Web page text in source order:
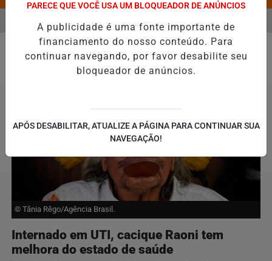
VIOLENTAS DO BRASIL E CAI PARA A 6ª POSIÇÃO EM NOVO
EM ALTA
MENU
Direitos Humanos
© Tânia Rêgo/Agência Brasil.
Internado em UTI, cacique Raoni tem
melhora do estado de saúde
PARECE QUE VOCÊ USA UM BLOQUEADOR DE ANÚNCIOS
A publicidade é uma fonte importante de
financiamento do nosso conteúdo. Para
continuar navegando, por favor desabilite seu
bloqueador de anúncios.
APÓS DESABILITAR, ATUALIZE A PÁGINA PARA CONTINUAR SUA
NAVEGAÇÃO!